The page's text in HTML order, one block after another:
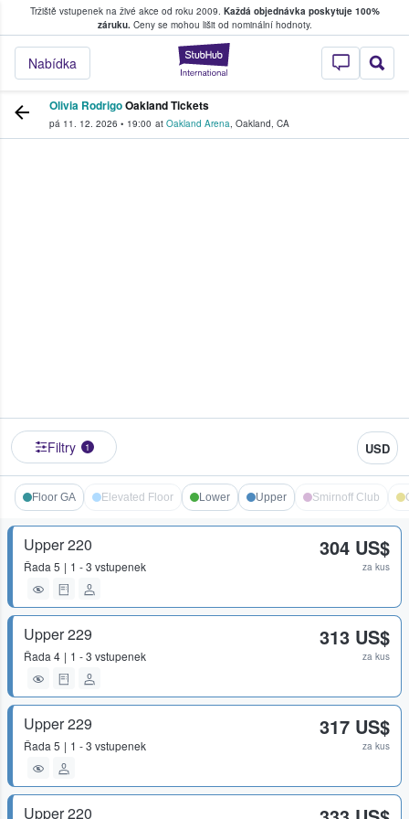
Tržiště vstupenek na živé akce od roku 2009. Každá objednávka poskytuje 100%
záruku.Ceny se mohou lišit od nominální hodnoty.
StubHub –
Nabídka
kde fanoušci kupují a prodávají vstupenky
Olivia RodrigoOakland Tickets
pá 11. 12. 2026 • 19:00 at Oakland Arena, Oakland, CA
Filtry 1 USD
Floor GA Elevated Floor Lower Upper Smirnoff Club
Upper 220
Řada 5 1 - 3 vstupenek
304 US$
za kus
Upper 229
Řada 4 1 - 3 vstupenek
313 US$
za kus
Upper 229
Řada 5 1 - 3 vstupenek
317 US$
za kus
Upper 220